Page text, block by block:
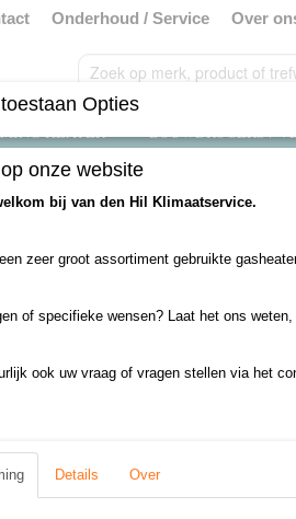
Onderhoud / Service Over
HEATER BOUWDROGERS /
>deurbreedte tot 3 meter>Elektrisch 400V
er zich in deze categorie nog geen
het later nog eens!
Opties
onze website
bij van den Hil Klimaatservice.
zeer groot assortiment gebruikte
of specifieke wensen? Laat het ons
ook uw vraag of vragen stellen via het
Details Over